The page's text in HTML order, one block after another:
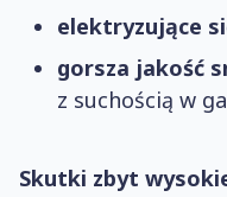
elektryzujące
gorsza jakość
z suchością w
Skutki zbyt